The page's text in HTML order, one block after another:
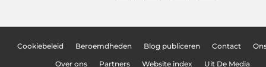
Cookiebeleid Beroemdheden Blog publiceren Contact
Over ons Partners Website index Uit De Media